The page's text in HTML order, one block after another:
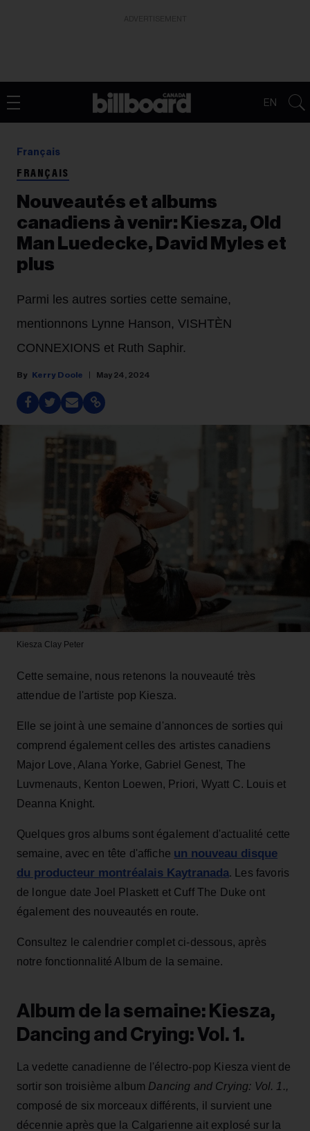
EN
Français
FRANÇAIS
Nouveautés et albums
canadiens à venir: Kiesza, Old
Man Luedecke, David Myles et
plus
Parmi les autres sorties cette semaine,
mentionnons Lynne Hanson, VISHTÈN
CONNEXIONS et Ruth Saphir.
Kerry Doole May 24, 2024
Kiesza Clay Peter
Cette semaine, nous retenons la nouveauté très
attendue de l'artiste pop Kiesza.
Elle se joint à une semaine d'annonces de sorties qui
comprend également celles des artistes canadiens
Major Love, Alana Yorke, Gabriel Genest, The
Luvmenauts, Kenton Loewen, Priori, Wyatt C. Louis et
Deanna Knight.
Quelques gros albums sont également d'actualité cette
semaine, avec en tête d'affiche un nouveau disque
du producteur montréalais Kaytranada. Les favoris
de longue date Joel Plaskett et Cuff The Duke ont
également des nouveautés en route.
Consultez le calendrier complet ci-dessous, après
notre fonctionnalité Album de la semaine.
Album de la semaine: Kiesza,
Dancing and Crying: Vol. 1.
La vedette canadienne de l'électro-pop Kiesza vient de
sortir son troisième album Dancing and Crying: Vol. 1 .,
composé de six morceaux différents, il survient une
décennie après que la Calgarienne ait explosé sur la